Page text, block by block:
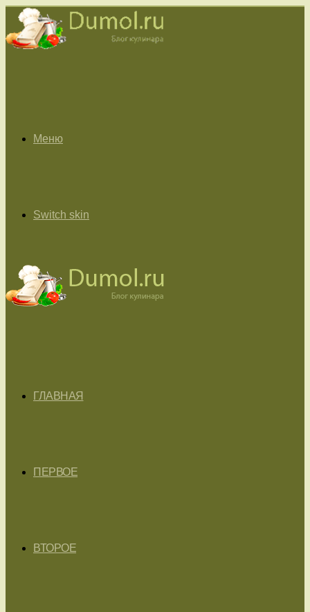
Меню
Switch skin
ГЛАВНАЯ
ПЕРВОЕ
ВТОРОЕ